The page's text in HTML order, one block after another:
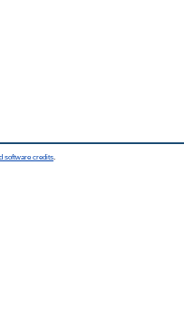
software credits